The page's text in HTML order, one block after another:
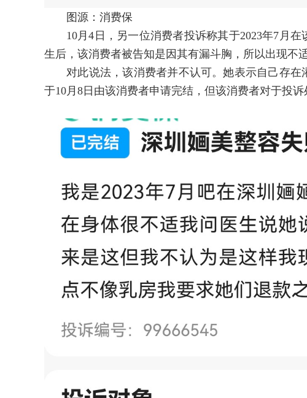
图源：消费保
10月4日，另一位消费者投诉称其于2023年7月在
生后，该消费者被告知是因其有漏斗胸，所以出现不适
对此说法，该消费者并不认可。她表示自己存在
于10月8日由该消费者申请完结，但该消费者对于投诉